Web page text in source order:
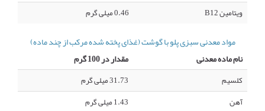
ویتامین B12
0.46 میلی گرم
مواد معدنی سبزی پلو با گوشت (غذای پخته شده مرکب از چند ماده)
نام ماده معدنی
مقدار در 100 گرم
کلسیم
31.73 میلی گرم
آهن
1.43 میلی گرم